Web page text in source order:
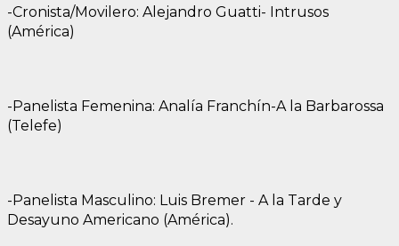
-Cronista/Movilero: Alejandro Guatti- Intrusos
(América)
-Panelista Femenina: Analía Franchín-A la Barbarossa
(Telefe)
-Panelista Masculino: Luis Bremer - A la Tarde y
Desayuno Americano (América).